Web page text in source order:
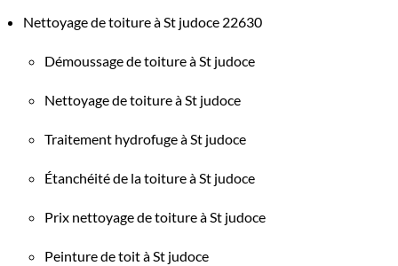
Nettoyage de toiture à St judoce 22630
Démoussage de toiture à St judoce
Nettoyage de toiture à St judoce
Traitement hydrofuge à St judoce
Étanchéité de la toiture à St judoce
Prix nettoyage de toiture à St judoce
Peinture de toit à St judoce